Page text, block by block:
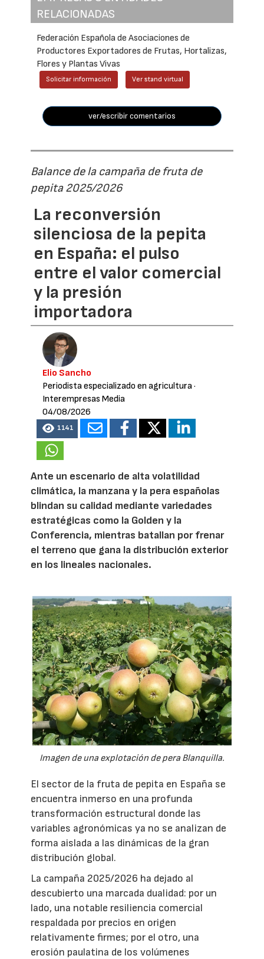
RELACIONADAS
Federación Española de Asociaciones de
Productores Exportadores de Frutas, Hortalizas,
Flores y Plantas Vivas
Solicitar información Ver stand virtual
ver/escribir comentarios
Balance de la campaña de fruta de
pepita 2025/2026
La reconversión
silenciosa de la pepita
en España: el pulso
entre el valor comercial
y la presión
importadora
Elio Sancho
Periodista especializado en agricultura·
Interempresas Media
04/08/2026
1141
Ante un escenario de alta volatilidad
climática, la manzana y la pera españolas
blindan su calidad mediante variedades
estratégicas como la Golden y la
Conferencia, mientras batallan por frenar
el terreno que gana la distribución exterior
en los lineales nacionales.
Imagen de una explotación de pera Blanquilla.
El sector de la fruta de pepita en España se
encuentra inmerso en una profunda
transformación estructural donde las
variables agronómicas ya no se analizan de
forma aislada a las dinámicas de la gran
distribución global.
La campaña 2025/2026 ha dejado al
descubierto una marcada dualidad: por un
lado, una notable resiliencia comercial
respaldada por precios en origen
relativamente firmes; por el otro, una
erosión paulatina de los volúmenes